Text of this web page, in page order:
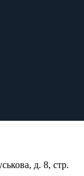
д. 8, стр.